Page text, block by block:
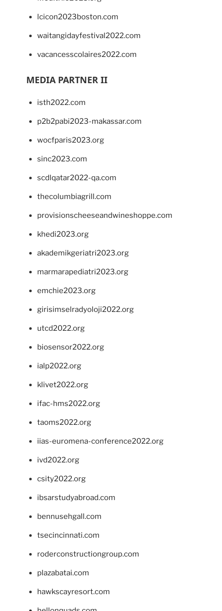
lcicon2023boston.com
waitangidayfestival2022.com
vacancesscolaires2022.com
MEDIA PARTNER II
isth2022.com
p2b2pabi2023-makassar.com
wocfparis2023.org
sinc2023.com
scdlqatar2022-qa.com
thecolumbiagrill.com
provisionscheeseandwineshoppe.com
khedi2023.org
akademikgeriatri2023.org
marmarapediatri2023.org
emchie2023.org
girisimselradyoloji2022.org
utcd2022.org
biosensor2022.org
ialp2022.org
klivet2022.org
ifac-hms2022.org
taoms2022.org
iias-euromena-conference2022.org
ivd2022.org
csity2022.org
ibsarstudyabroad.com
bennusehgall.com
tsecincinnati.com
roderconstructiongroup.com
plazabatai.com
hawkscayresort.com